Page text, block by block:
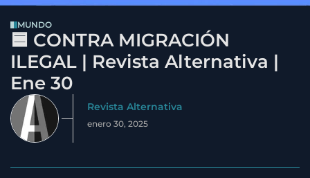
MUNDO
🟦 CONTRA MIGRACIÓN
ILEGAL | Revista Alternativa |
Ene 30
Revista Alternativa
enero 30, 2025